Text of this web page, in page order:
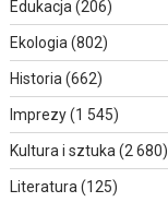
Edukacja (206)
Ekologia (802)
Historia (662)
Imprezy(1 545)
Kultura i sztuka (2 680)
Literatura (125)